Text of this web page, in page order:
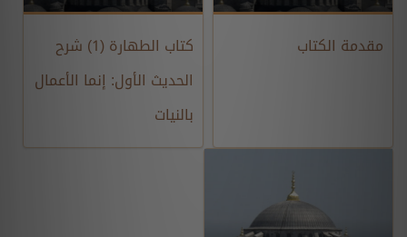
مقدمة الكتاب
كتاب الطهارة (1) شرح
الحديث الأول: إنما الأعمال
بالنيات